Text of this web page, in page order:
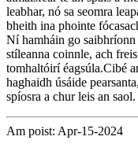
leabhar, nó sa seomra
bheith ina phointe
Ní hamháin go saibhríonn
stíleanna coinnle, ach
tomhaltóirí éagsúla.Cibé
haghaidh úsáide
spíosra a chur leis an saol.
Am poist: Apr-15-2024